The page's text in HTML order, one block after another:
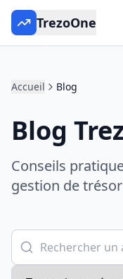
TrezoOne
Accueil Blog
Blog
Conseils
gestion de